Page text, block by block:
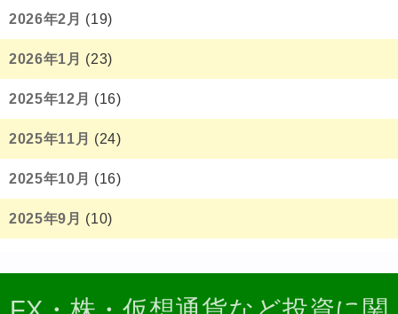
2026年2月 (19)
2026年1月 (23)
2025年12月 (16)
2025年11月 (24)
2025年10月 (16)
2025年9月 (10)